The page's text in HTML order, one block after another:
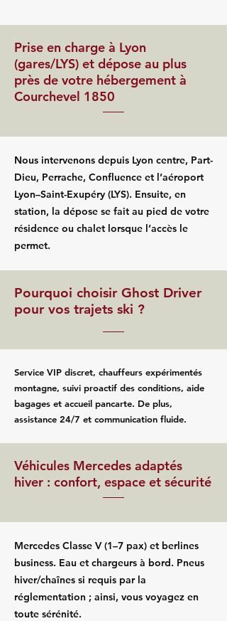
Prise en charge à Lyon
(gares/LYS) et dépose au plus
près de votre hébergement à
Courchevel 1850
Nous intervenons depuis Lyon centre, Part-
Dieu, Perrache, Confluence et l’aéroport
Lyon–Saint-Exupéry (LYS). Ensuite, en
station, la dépose se fait au pied de votre
résidence ou chalet lorsque l’accès le
permet.
Pourquoi choisir Ghost Driver
pour vos trajets ski ?
Service VIP discret, chauffeurs expérimentés
montagne, suivi proactif des conditions, aide
bagages et accueil pancarte. De plus,
assistance 24/7 et communication fluide.
Véhicules Mercedes adaptés
hiver : confort, espace et sécurité
Mercedes Classe V (1–7 pax) et berlines
business. Eau et chargeurs à bord. Pneus
hiver/chaînes si requis par la
réglementation ; ainsi, vous voyagez en
toute sérénité.